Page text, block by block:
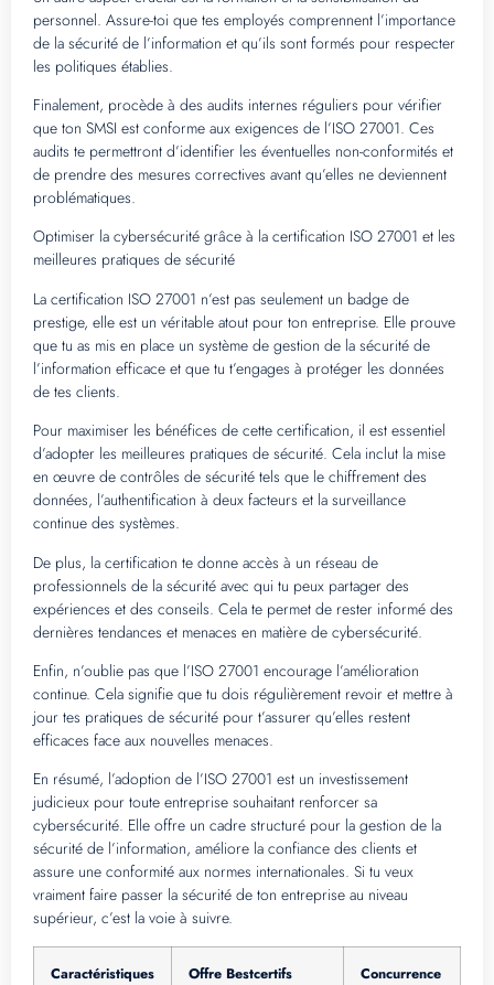
personnel. Assure-toi que tes employés comprennent l’importance
de la sécurité de l’information et qu’ils sont formés pour respecter
les politiques établies.
Finalement, procède à des audits internes réguliers pour vérifier
que ton SMSI est conforme aux exigences de l’ISO 27001. Ces
audits te permettront d’identifier les éventuelles non-conformités et
de prendre des mesures correctives avant qu’elles ne deviennent
problématiques.
Optimiser la cybersécurité grâce à la certification ISO 27001 et les
meilleures pratiques de sécurité
La certification ISO 27001 n’est pas seulement un badge de
prestige, elle est un véritable atout pour ton entreprise. Elle prouve
que tu as mis en place un système de gestion de la sécurité de
l’information efficace et que tu t’engages à protéger les données
de tes clients.
Pour maximiser les bénéfices de cette certification, il est essentiel
d’adopter les meilleures pratiques de sécurité. Cela inclut la mise
en œuvre de contrôles de sécurité tels que le chiffrement des
données, l’authentification à deux facteurs et la surveillance
continue des systèmes.
De plus, la certification te donne accès à un réseau de
professionnels de la sécurité avec qui tu peux partager des
expériences et des conseils. Cela te permet de rester informé des
dernières tendances et menaces en matière de cybersécurité.
Enfin, n’oublie pas que l’ISO 27001 encourage l’amélioration
continue. Cela signifie que tu dois régulièrement revoir et mettre à
jour tes pratiques de sécurité pour t’assurer qu’elles restent
efficaces face aux nouvelles menaces.
En résumé, l’adoption de l’ISO 27001 est un investissement
judicieux pour toute entreprise souhaitant renforcer sa
cybersécurité. Elle offre un cadre structuré pour la gestion de la
sécurité de l’information, améliore la confiance des clients et
assure une conformité aux normes internationales. Si tu veux
vraiment faire passer la sécurité de ton entreprise au niveau
supérieur, c’est la voie à suivre.
Caractéristiques Offre Bestcertifs Concurrence